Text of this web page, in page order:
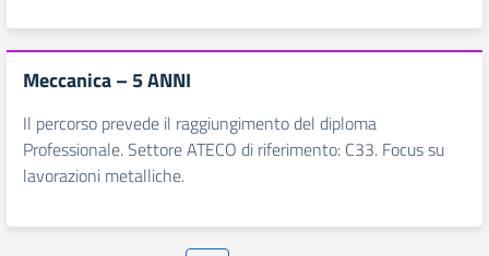
Meccanica – 5 ANNI
Il percorso prevede il raggiungimento del diploma
Professionale. Settore ATECO di riferimento: C33. Focus su
lavorazioni metalliche.